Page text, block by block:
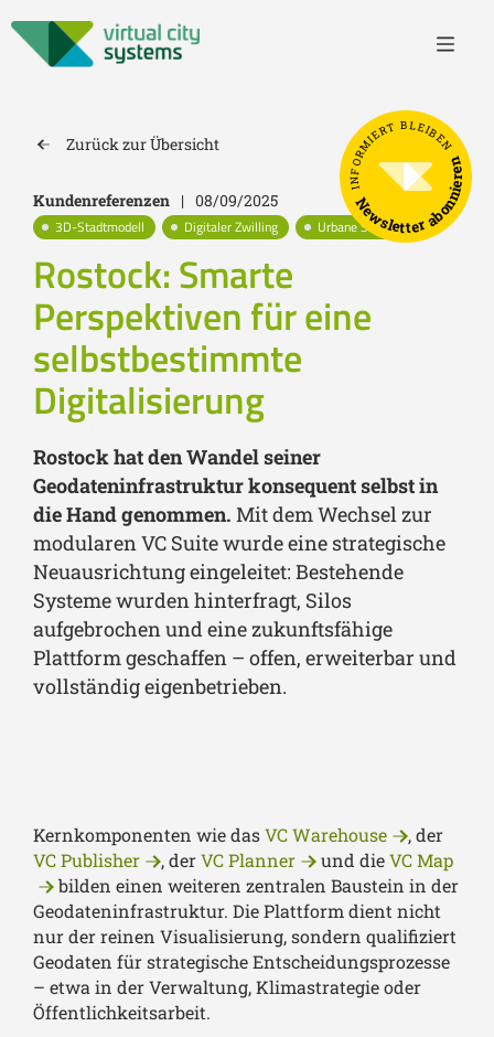
Zurück zur Übersicht
Kundenreferenzen | 08/09/2025
3D-Stadtmodell
Digitaler Zwilling Urbane Simulation
Rostock: Smarte
Perspektiven für eine
selbstbestimmte
Digitalisierung
Rostock hat den Wandel seiner
Geodateninfrastruktur konsequent selbst in
die Hand genommen. Mit dem Wechsel zur
modularen VC Suite wurde eine strategische
Neuausrichtung eingeleitet: Bestehende
Systeme wurden hinterfragt, Silos
aufgebrochen und eine zukunftsfähige
Plattform geschaffen – offen, erweiterbar und
vollständig eigenbetrieben.
Kernkomponenten wie dasVC Warehouse
, der
VC Publisher
, derVC Planner und dieVC Map
bilden einen weiteren zentralen Baustein in der
Geodateninfrastruktur. Die Plattform dient nicht
nur der reinen Visualisierung, sondern qualifiziert
Geodaten für strategische Entscheidungsprozesse
– etwa in der Verwaltung, Klimastrategie oder
Öffentlichkeitsarbeit.
INFORMIERT BLEIBEN
Newsletter abonnieren